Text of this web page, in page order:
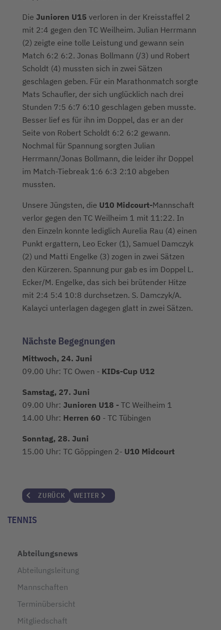
Die Junioren U15 verloren in der Kreisstaffel 2
mit 2:4 gegen den TC Weilheim. Julian Herrmann
(2) zeigte eine tolle Leistung und gewann sein
Match 6:2 6:2. Jonas Bollmann (/3) und Robert
Scholdt (4) mussten sich in zwei Sätzen
geschlagen geben. Für ein Marathonmatch sorgte
Mats Schaufler, der sich unglücklich nach drei
Stunden 7:5 6:7 6:10 geschlagen geben musste.
Besser lief es für ihn im Doppel, das er an der
Seite von Robert Scholdt 6:2 6:2 gewann.
Nochmal für Spannung sorgten Julian
Herrmann/Jonas Bollmann, die leider ihr Doppel
im Match-Tiebreak 1:6 6:3 2:10 abgeben
mussten.
Unsere Jüngsten, die U10 Midcourt-Mannschaft
verlor gegen den TC Weilheim 1 mit 11:22. In
den Einzeln konnte lediglich Aurelia Rau (4) einen
Punkt ergattern, Leo Ecker (1), Samuel Damczyk
(2) und Matti Engelke (3) zogen in zwei Sätzen
den Kürzeren. Spannung pur gab es im Doppel L.
Ecker/M. Engelke, das sich bei brütender Hitze
mit 2:4 5:4 10:8 durchsetzen. S. Damczyk/A.
Kalayci unterlagen dagegen glatt in zwei Sätzen.
Nächste Begegnungen
Mittwoch, 24. Juni
09.00 Uhr: TC Owen - KIDs-Cup U12
Samstag, 27. Juni
09.00 Uhr: Junioren U18 - TC Weilheim 1
14.00 Uhr: Herren 60 - TC Tübingen
Sonntag, 28. Juni
15.00 Uhr: TC Göppingen 2- U10 Midcourt
VORHERIGER BEITRAG: JUNIOREN U18 TROTZEN DER
ZURÜCK NÄCHSTER BEITRAG: AUSGEGLICHENE
WEITER
TENNIS
Abteilungsnews
Abteilungsleitung
Mannschaften
Terminübersicht
Mitgliedschaft